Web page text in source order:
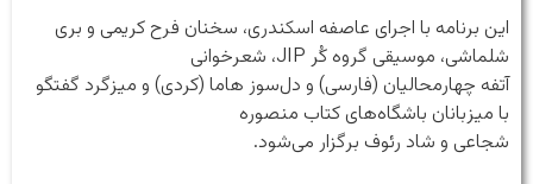
این برنامه با اجرای عاصفه اسکندری، سخنان فرح کریمی و بری
شلماشی، موسیقی گروه کُر JIP، شعرخوانی
آتفه چهارمحالیان (فارسی) و دل‌سوز هاما (کردی) و میزگرد گفتگو
با میزبانان باشگاه‌های کتاب منصوره
شجاعی و شاد رئوف برگزار می‌شود.